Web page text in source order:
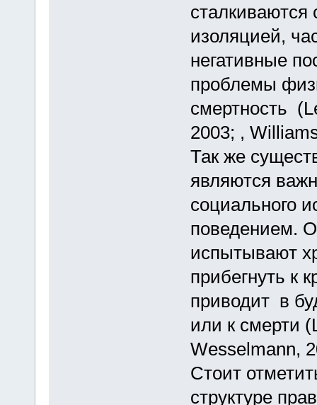
изоляцией,
негативные
проблемы
смертность
2003; ,
Так же
являются
социального
поведением.
испытывают
прибегнуть к
приводит в
или к смерти
Wesselmann,
Стоит
структуре